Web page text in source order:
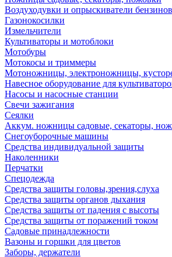
Воздуходувки и опрыскиватели
Газонокосилки
Измельчители
Культиваторы и мотоблоки
Мотобуры
Мотокосы и триммеры
Мотоножницы, электроножницы,
Навесное оборудование для
Насосы и насосные станции
Свечи зажигания
Сеялки
Аккум. ножницы садовые, секаторы,
Снегоуборочные машины
Средства индивидуальной защиты
Наколенники
Перчатки
Спецодежда
Средства защиты головы,зрения,слуха
Средства защиты органов дыхания
Средства защиты от падения с высоты
Средства защиты от поражений током
Садовые принадлежности
Вазоны и горшки для цветов
Заборы, держатели